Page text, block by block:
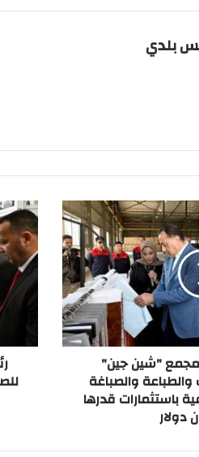
بلدي
مجمع "شين جين"
والصباغة
باستثمارات قدرها
رئيس
الوزراء
يفتتح
مشروع
للصناعات
الغذائية
السخنة
الصناعية